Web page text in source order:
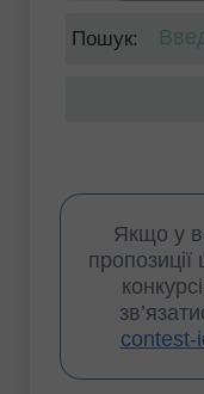
Пошук:
Якщо у
contest-